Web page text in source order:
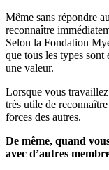
Même sans répondre
reconnaître
Selon la Fondation
que tous les types
une valeur.
Lorsque vous
très utile de
forces des autres.
De même, quand
avec d’autres